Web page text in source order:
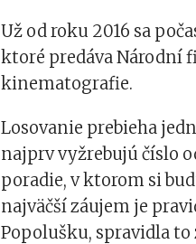
Už od roku 2016 sa
ktoré predáva Národní
kinematografie.
Losovanie prebieha
najprv vyžrebujú číslo
poradie, v ktorom si
najväčší záujem je
Popolušku, spravidla to